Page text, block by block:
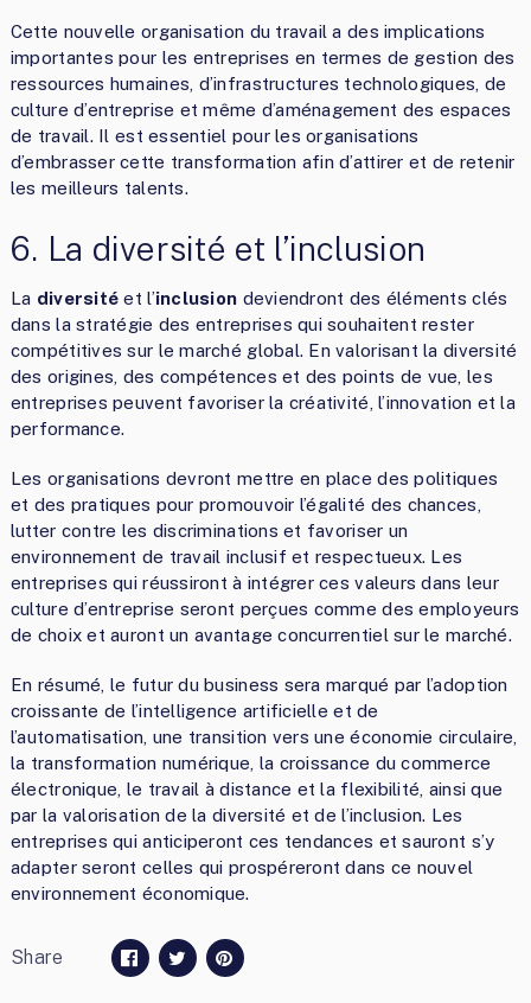
Cette nouvelle organisation du travail a des implications
importantes pour les entreprises en termes de gestion des
ressources humaines, d’infrastructures technologiques, de
culture d’entreprise et même d’aménagement des espaces
de travail. Il est essentiel pour les organisations
d’embrasser cette transformation afin d’attirer et de retenir
les meilleurs talents.
6. La diversité et l’inclusion
La diversité et l’inclusion deviendront des éléments clés
dans la stratégie des entreprises qui souhaitent rester
compétitives sur le marché global. En valorisant la diversité
des origines, des compétences et des points de vue, les
entreprises peuvent favoriser la créativité, l’innovation et la
performance.
Les organisations devront mettre en place des politiques
et des pratiques pour promouvoir l’égalité des chances,
lutter contre les discriminations et favoriser un
environnement de travail inclusif et respectueux. Les
entreprises qui réussiront à intégrer ces valeurs dans leur
culture d’entreprise seront perçues comme des employeurs
de choix et auront un avantage concurrentiel sur le marché.
En résumé, le futur du business sera marqué par l’adoption
croissante de l’intelligence artificielle et de
l’automatisation, une transition vers une économie circulaire,
la transformation numérique, la croissance du commerce
électronique, le travail à distance et la flexibilité, ainsi que
par la valorisation de la diversité et de l’inclusion. Les
entreprises qui anticiperont ces tendances et sauront s’y
adapter seront celles qui prospéreront dans ce nouvel
environnement économique.
Share